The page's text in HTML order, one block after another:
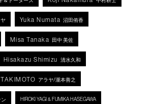
Yuka Numata 沼田侑香
Misa Tanaka 田中 美佐
Hisakazu Shimizu 清水久和
アラヤ/瀧本善之
HIROKI YAGI & FUMIKA HASEGAWA